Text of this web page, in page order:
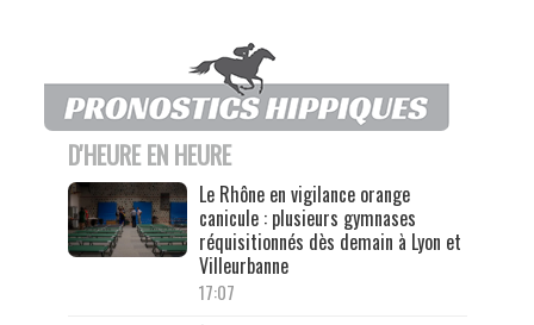
D'HEURE EN HEURE
Le Rhône en vigilance orange
canicule : plusieurs gymnases
réquisitionnés dès demain à Lyon et
Villeurbanne
17:07